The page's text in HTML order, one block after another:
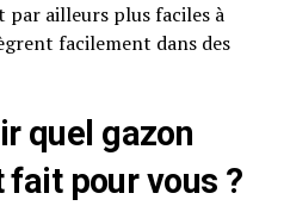
par ailleurs plus faciles à
facilement dans des
quel gazon
pour vous ?